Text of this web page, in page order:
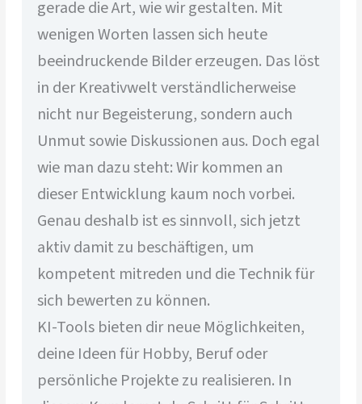
gerade die Art, wie wir gestalten. Mit
wenigen Worten lassen sich heute
beeindruckende Bilder erzeugen. Das löst
in der Kreativwelt verständlicherweise
nicht nur Begeisterung, sondern auch
Unmut sowie Diskussionen aus. Doch egal
wie man dazu steht: Wir kommen an
dieser Entwicklung kaum noch vorbei.
Genau deshalb ist es sinnvoll, sich jetzt
aktiv damit zu beschäftigen, um
kompetent mitreden und die Technik für
sich bewerten zu können.
KI-Tools bieten dir neue Möglichkeiten,
deine Ideen für Hobby, Beruf oder
persönliche Projekte zu realisieren. In